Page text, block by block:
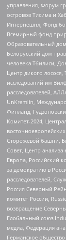
управления, Форум
островов Тисима и
Интернешнл, Фонд
Всемирный фонд
Образовательный
Белорусский дом
человека Тбилиси,
Центр дикого
исследований им
расследователей,
UnKremlin,
Финланд,
Комитет-2024,
Сторожевой башни,
Совет, Центр анализа
Европа, Российский
за демократию в
расследователей,
Россия Северный
комитет России,
возвращение
Глобальный союз
медиа, Федерация
Германское